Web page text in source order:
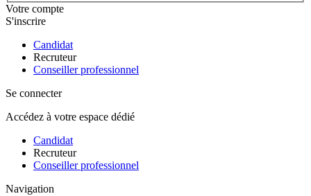
Votre compte
S'inscrire
Candidat
Recruteur
Conseiller professionnel
Se connecter
Accédez à votre espace dédié
Candidat
Recruteur
Conseiller professionnel
Navigation